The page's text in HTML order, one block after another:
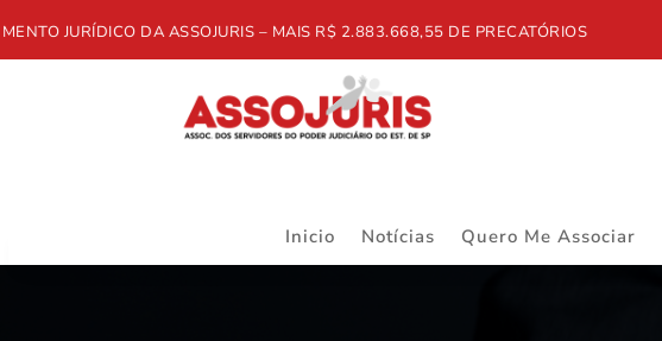
JURÍDICO DA ASSOJURIS – MAIS R$ 2.883.668,55 DE PRECATÓRIOS
Inicio Notícias Quero Me Associar